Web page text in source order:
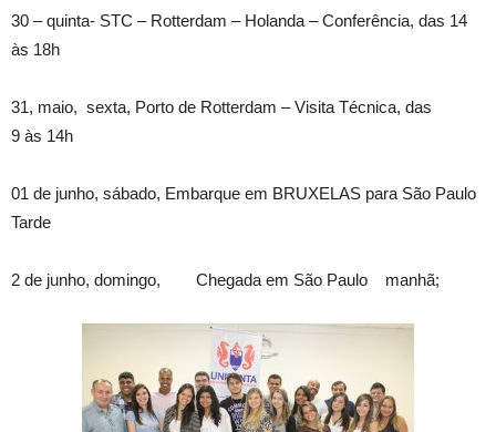
30 – quinta- STC – Rotterdam – Holanda – Conferência, das 14
às 18h
31, maio, sexta, Porto de Rotterdam – Visita Técnica, das
9 às 14h
01 de junho, sábado, Embarque em BRUXELAS para São Paulo
Tarde
2 de junho, domingo, Chegada em São Paulo manhã;